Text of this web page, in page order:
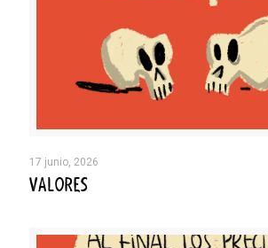
17 junio, 2026
VALORES